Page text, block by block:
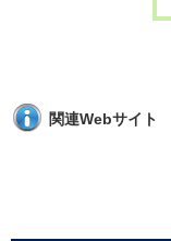
関連Webサイト